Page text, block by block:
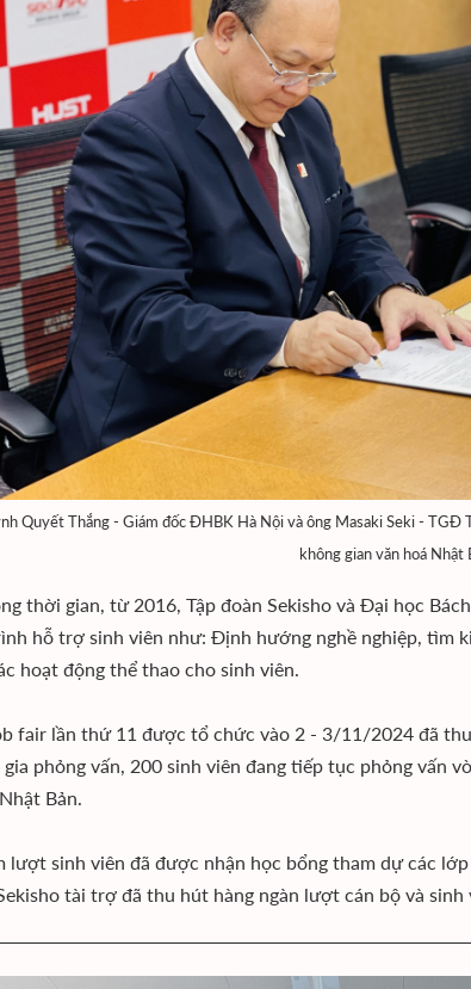
Quyết Thắng - Giám đốc ĐHBK Hà Nội và ông Masaki Seki -
không gian văn hoá Nhật
thời gian, từ 2016, Tập đoàn Sekisho và Đại học
hỗ trợ sinh viên như: Định hướng nghề nghiệp, tìm
hoạt động thể thao cho sinh viên.
fair lần thứ 11 được tổ chức vào 2 - 3/11/2024 đã
phỏng vấn, 200 sinh viên đang tiếp tục phỏng vấn
Bản.
lượt sinh viên đã được nhận học bổng tham dự các
tài trợ đã thu hút hàng ngàn lượt cán bộ và sinh